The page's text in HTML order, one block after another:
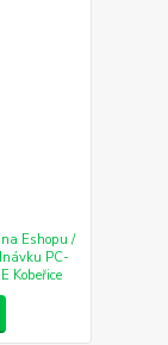
Eshopu /
PC-
Kobeřice